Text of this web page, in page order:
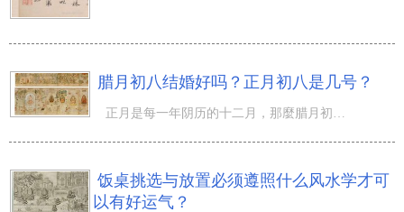
腊月初八结婚好吗？正月初八是几号？
正月是每一年阴历的十二月，那麼腊月初八结婚好吗？腊月初八是新历的几月几号？农历十二月，数九寒冬如期而
饭桌挑选与放置必须遵照什么风水学才可
以有好运气？